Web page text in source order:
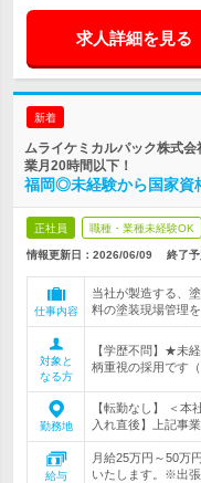
求人詳細を見る
新着
ムライケミカルパック株式
業月20時間以下！
福岡◎未経験から国家資
正社員 職種・業種未経験OK
情報更新日：2026/06/09 終了予
仕事内容
当社が製造する、
料の塗装現場管理
対象と
なる方
【学歴不問】★未
柄重視の採用です（
勤務地
【転勤なし】 ＜本
入れ直後】上記事
給与
月給25万円～50万
いたします。※出